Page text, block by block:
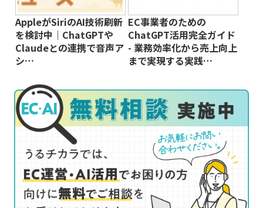
AppleがSiriのAI技術刷新
を検討中｜ChatGPTや
Claudeとの連携で音声ア
シ…
EC事業者のための
ChatGPT活用完全ガイド
- 業務効率化から売上向上
まで実現する実践…